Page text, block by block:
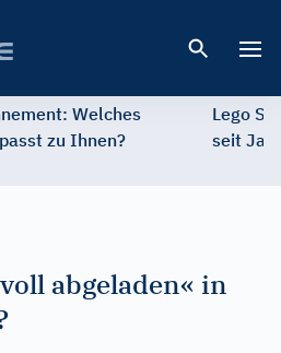
Welches
zu Ihnen?
Lego
seit
abgeladen« in